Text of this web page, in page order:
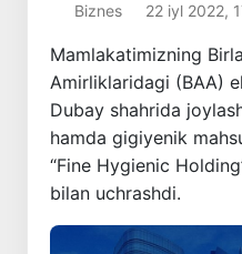
Biznes 22 iyl 2022,
Mamlakatimizning
Amirliklaridagi (BAA)
Dubay shahrida
hamda gigiyenik
“Fine Hygienic
bilan uchrashdi.